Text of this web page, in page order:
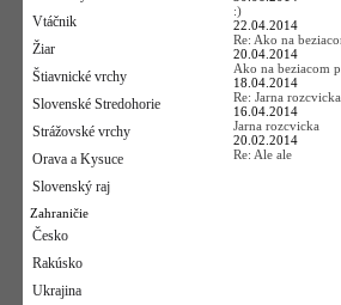
Vtáčnik
Žiar
Štiavnické vrchy
Slovenské Stredohorie
Strážovské vrchy
Orava a Kysuce
Slovenský raj
Zahraničie
Česko
Rakúsko
Ukrajina
:)
22.04.2014
Re: Ako na
20.04.2014
Ako na beziacom
18.04.2014
Re: Jarna rozcvicka
16.04.2014
Jarna rozcvicka
20.02.2014
Re: Ale ale